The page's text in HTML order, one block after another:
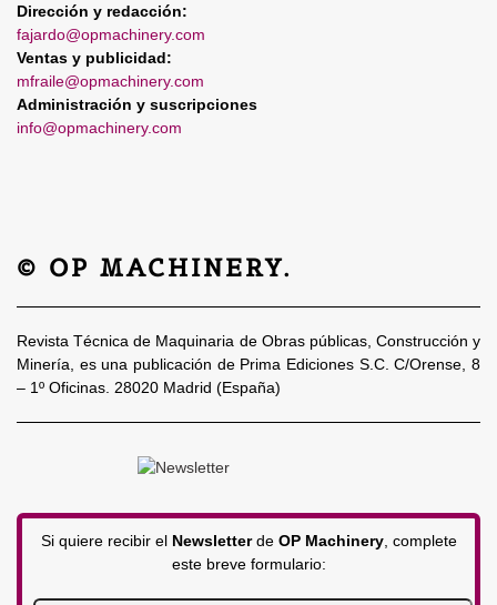
Dirección y redacción:
fajardo@opmachinery.com
Ventas y publicidad:
mfraile@opmachinery.com
Administración y suscripciones
info@opmachinery.com
© OP MACHINERY.
Revista Técnica de Maquinaria de Obras públicas, Construcción y
Minería, es una publicación de Prima Ediciones S.C. C/Orense, 8
– 1º Oficinas. 28020 Madrid (España)
Si quiere recibir el Newsletterde OP Machinery, complete
este breve formulario: